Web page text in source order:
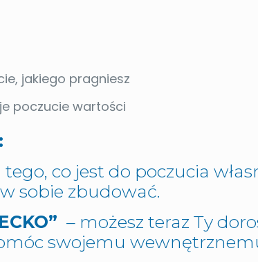
jakiego pragniesz
poczucie wartości
co jest do poczucia
sobie zbudować.
– możesz teraz Ty
swojemu